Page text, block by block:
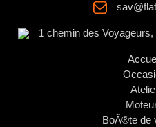
1 chemin des
BoÃ®te de